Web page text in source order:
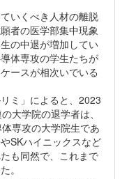
いくべき人材の離脱
者の医学部集中現象
の中退が増加してい
体専攻の学生たちが
ースが相次いでいる
ミ」によると、2023
大学院の退学者は、
専攻の大学院生であ
SKハイニックスなど
も同然で、これまで
。